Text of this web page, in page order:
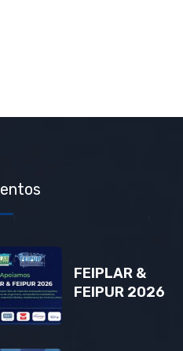
FEIPLAR &
FEIPUR 2026